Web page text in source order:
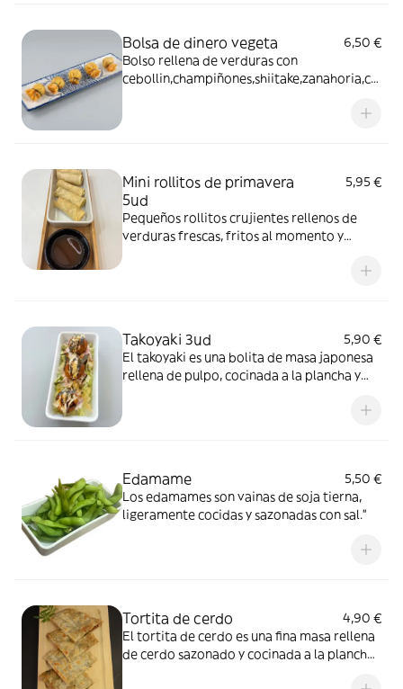
Bolsa de dinero vegeta
6,50 €
Bolso rellena de verduras con
cebollin,champiñones,shiitake,zanahoria,ce
Mini rollitos de primavera
5ud
5,95 €
Pequeños rollitos crujientes rellenos de
verduras frescas, fritos al momento y
Takoyaki 3ud
5,90 €
El takoyaki es una bolita de masa japonesa
rellena de pulpo, cocinada a la plancha y
Edamame
5,50 €
Los edamames son vainas de soja tierna,
ligeramente cocidas y sazonadas con sal.”
Tortita de cerdo
4,90 €
El tortita de cerdo es una fina masa rellena
de cerdo sazonado y cocinada a la plancha,